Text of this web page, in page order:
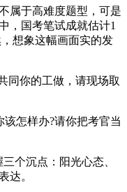
属于高难度题型，可是
，国考笔试成就估计1
想象这幅画面实的发
同你的工做，请现场取
怎样办?请你把考官当
个沉点：阳光心态、
达。